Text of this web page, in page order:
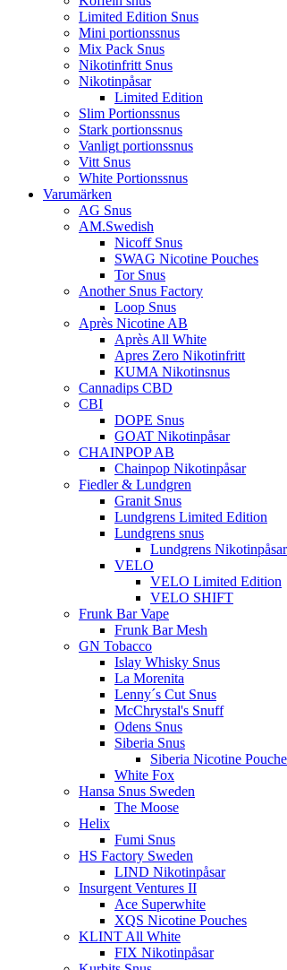
Limited Edition Snus
Mini portionssnus
Mix Pack Snus
Nikotinfritt Snus
Nikotinpåsar
Limited Edition
Slim Portionssnus
Stark portionssnus
Vanligt portionssnus
Vitt Snus
White Portionssnus
Varumärken
AG Snus
AM.Swedish
Nicoff Snus
SWAG Nicotine Pouches
Tor Snus
Another Snus Factory
Loop Snus
Après Nicotine AB
Après All White
Apres Zero Nikotinfritt
KUMA Nikotinsnus
Cannadips CBD
CBI
DOPE Snus
GOAT Nikotinpåsar
CHAINPOP AB
Chainpop Nikotinpåsar
Fiedler & Lundgren
Granit Snus
Lundgrens Limited Edition
Lundgrens snus
Lundgrens Nikotinpåsar
VELO
VELO Limited Edition
VELO SHIFT
Frunk Bar Vape
Frunk Bar Mesh
GN Tobacco
Islay Whisky Snus
La Morenita
Lenny´s Cut Snus
McChrystal's Snuff
Odens Snus
Siberia Snus
Siberia Nicotine
White Fox
Hansa Snus Sweden
The Moose
Helix
Fumi Snus
HS Factory Sweden
LIND Nikotinpåsar
Insurgent Ventures II
Ace Superwhite
XQS Nicotine Pouches
KLINT All White
FIX Nikotinpåsar